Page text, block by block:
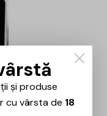
și produse
cu vârsta de 18